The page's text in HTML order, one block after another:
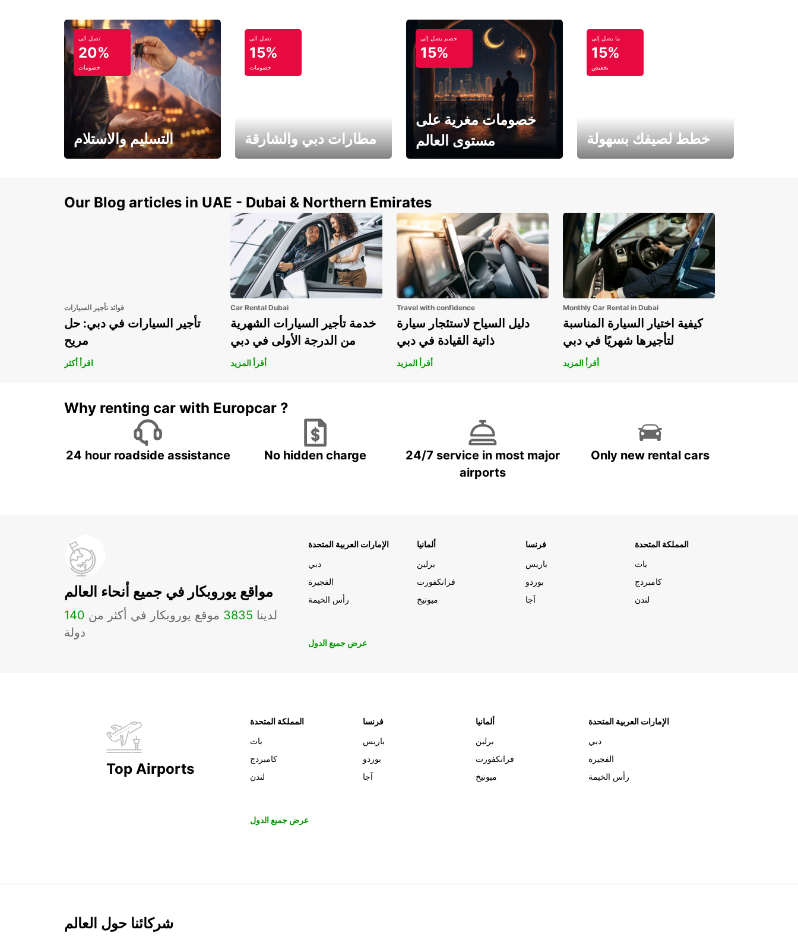
تصل الى
20%
خصومات
التسليم والاستلام
تصل الى
15%
خصومات
مطارات دبي والشارقة
خصم يصل إلى
15%
خصومات مغرية على
مستوى العالم
ما يصل إلى
15%
تخفيض
خطط لصيفك بسهولة
Our Blog articles in UAE - Dubai & Northern Emirates
فوائد تأجير السيارات
تأجير السيارات في دبي: حل
مريح
اقرأ أكثر
Car Rental Dubai
خدمة تأجير السيارات الشهرية
من الدرجة الأولى في دبي
أقرأ المزيد
Travel with confidence
دليل السياح لاستئجار سيارة
ذاتية القيادة في دبي
أقرأ المزيد
Monthly Car Rental in Dubai
كيفية اختيار السيارة المناسبة
لتأجيرها شهريًا في دبي
أقرأ المزيد
Why renting car with Europcar ?
24 hour roadside assistance No hidden charge
24/7 service in most major
airports
Only new rental cars
مواقع يوروبكار في جميع أنحاء العالم
لدينا 3835 موقع يوروبكار في أكثر من 140
دولة
الإمارات العربية المتحدة
دبي
الفجيرة
رأس الخيمة
ألمانيا
برلين
فرانكفورت
ميونيخ
فرنسا
باريس
بوردو
آجا
المملكة المتحدة
باث
كامبردج
لندن
عرض جميع الدول
Top Airports
المملكة المتحدة
باث
كامبردج
لندن
فرنسا
باريس
بوردو
آجا
ألمانيا
برلين
فرانكفورت
ميونيخ
الإمارات العربية المتحدة
دبي
الفجيرة
رأس الخيمة
عرض جميع الدول
شركائنا حول العالم